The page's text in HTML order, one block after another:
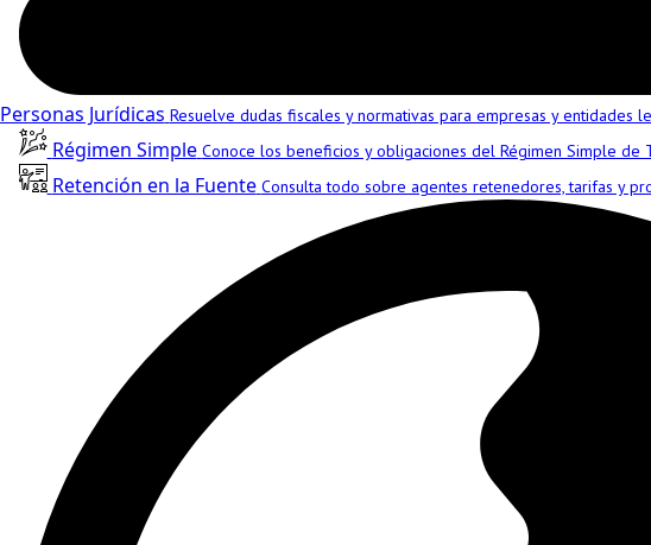
Personas Jurídicas Resuelve dudas fiscales y normativas para empresas y entidades
Régimen Simple Conoce los beneficios y obligaciones del Régimen Simple de
Retención en la Fuente Consulta todo sobre agentes retenedores, tarifas y